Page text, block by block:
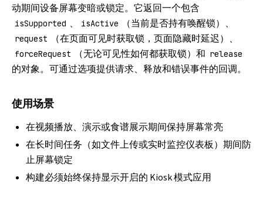
动期间设备屏幕变暗或锁定。它返回一个包含
isSupported 、 isActive （当前是否持有唤醒锁）、
request （在页面可见时获取锁，页面隐藏时延迟）、
forceRequest （无论可见性如何都获取锁）和 release
的对象。可通过选项提供请求、释放和错误事件的回调。
使用场景
在视频播放、演示或食谱展示期间保持屏幕常亮
在长时间任务（如文件上传或实时监控仪表板）期间防
止屏幕锁定
构建必须始终保持显示开启的 Kiosk 模式应用